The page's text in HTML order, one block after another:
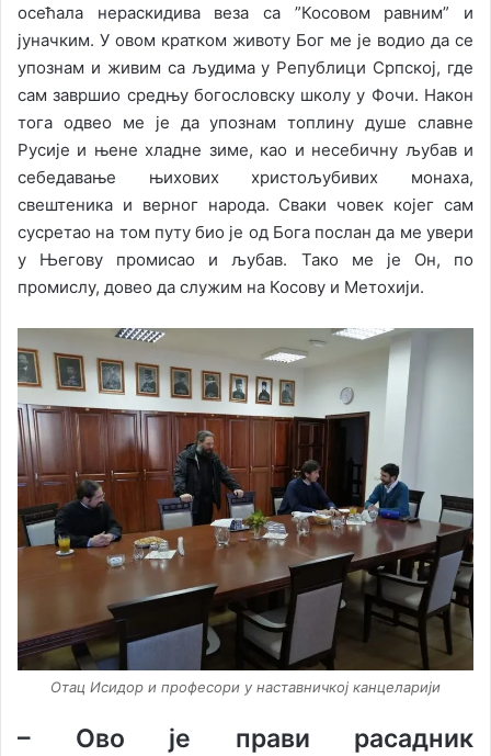
осећала нераскидива веза са ”Косовом равним” и
јуначким. У овом кратком животу Бог ме је водио да се
упознам и живим са људима у Републици Српској, где
сам завршио средњу богословску школу у Фочи. Након
тога одвео ме је да упознам топлину душе славне
Русије и њене хладне зиме, као и несебичну љубав и
себедавање њихових христољубивих монаха,
свештеника и верног народа. Сваки човек којег сам
сусретао на том путу био је од Бога послан да ме увери
у Његову промисао и љубав. Тако ме је Он, по
промислу, довео да служим на Косову и Метохији.
Отац Исидор и професори у наставничкој канцеларији
– Ово је прави расадник